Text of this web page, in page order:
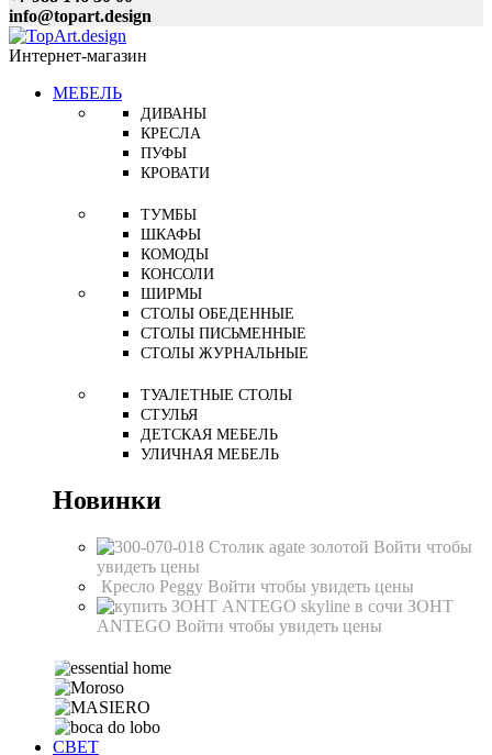
info@topart.design
Интернет-магазин
МЕБЕЛЬ
ДИВАНЫ
КРЕСЛА
ПУФЫ
КРОВАТИ
ТУМБЫ
ШКАФЫ
КОМОДЫ
КОНСОЛИ
ШИРМЫ
СТОЛЫ ОБЕДЕННЫЕ
СТОЛЫ ПИСЬМЕННЫЕ
СТОЛЫ ЖУРНАЛЬНЫЕ
ТУАЛЕТНЫЕ СТОЛЫ
СТУЛЬЯ
ДЕТСКАЯ МЕБЕЛЬ
УЛИЧНАЯ МЕБЕЛЬ
Новинки
Столик agate золотой Войти чтобы
увидеть цены
Кресло Peggy Войти чтобы увидеть цены
ЗОНТ
ANTEGO Войти чтобы увидеть цены
СВЕТ